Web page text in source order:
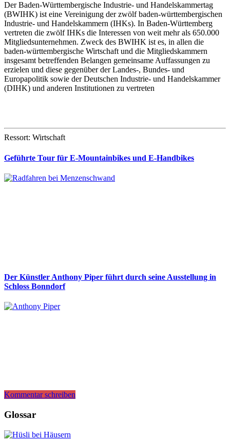
Der Baden-Württembergische Industrie- und Handelskammertag
(BWIHK) ist eine Vereinigung der zwölf baden-württembergischen
Industrie- und Handelskammern (IHKs). In Baden-Württemberg
vertreten die zwölf IHKs die Interessen von weit mehr als 650.000
Mitgliedsunternehmen. Zweck des BWIHK ist es, in allen die
baden-württembergische Wirtschaft und die Mitgliedskammern
insgesamt betreffenden Belangen gemeinsame Auffassungen zu
erzielen und diese gegenüber der Landes-, Bundes- und
Europapolitik sowie der Deutschen Industrie- und Handelskammer
(DIHK) und anderen Institutionen zu vertreten
Ressort: Wirtschaft
Geführte Tour für E-Mountainbikes und E-Handbikes
Der Künstler Anthony Piper führt durch seine Ausstellung in
Schloss Bonndorf
Kommentar schreiben
Glossar